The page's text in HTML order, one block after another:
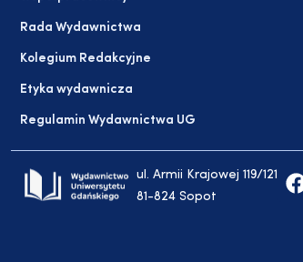
Rada Wydawnictwa
Kolegium Redakcyjne
Etyka wydawnicza
Regulamin Wydawnictwa UG
ul. Armii Krajowej 119/121
81-824 Sopot